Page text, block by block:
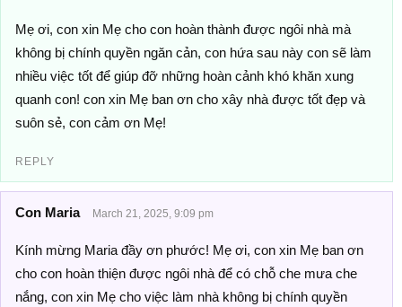
Mẹ ơi, con xin Mẹ cho con hoàn thành được ngôi nhà mà
không bị chính quyền ngăn cản, con hứa sau này con sẽ làm
nhiều việc tốt để giúp đỡ những hoàn cảnh khó khăn xung
quanh con! con xin Mẹ ban ơn cho xây nhà được tốt đẹp và
suôn sẻ, con cảm ơn Mẹ!
REPLY
Con Maria March 21, 2025, 9:09 pm
Kính mừng Maria đầy ơn phước! Mẹ ơi, con xin Mẹ ban ơn
cho con hoàn thiện được ngôi nhà để có chỗ che mưa che
nắng, con xin Mẹ cho việc làm nhà không bị chính quyền